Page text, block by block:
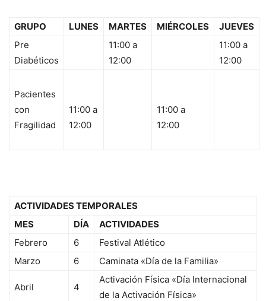
GRUPO LUNES MARTES MIÉRCOLES
JUEVES
Pre
Diabéticos
11:00 a
12:00
11:00 a
12:00
Pacientes
con
Fragilidad
11:00 a
12:00
11:00 a
12:00
ACTIVIDADES TEMPORALES
MES
DÍA
ACTIVIDADES
Febrero
6
Festival Atlético
Marzo
6 Caminata «Día de la Familia»
Abril 4
Activación Física «Día Internacional
de la Activación Física»